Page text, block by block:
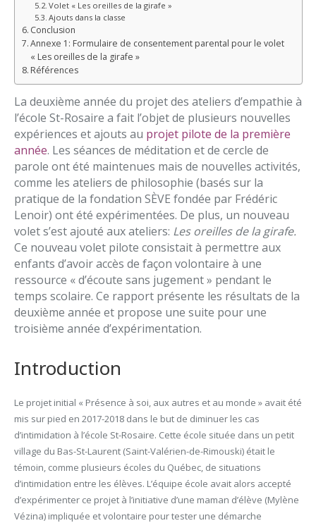
Volet « Les oreilles de la girafe »
Ajouts dans la classe
Conclusion
Annexe 1: Formulaire de consentement parental pour le volet
« Les oreilles de la girafe »
Références
La deuxième année du projet des ateliers d’empathie à
l’école St-Rosaire a fait l’objet de plusieurs nouvelles
expériences et ajouts au projet pilote de la première
année. Les séances de méditation et de cercle de
parole ont été maintenues mais de nouvelles activités,
comme les ateliers de philosophie (basés sur la
pratique de la fondation SÈVE fondée par Frédéric
Lenoir) ont été expérimentées. De plus, un nouveau
volet s’est ajouté aux ateliers: Les oreilles de la girafe.
Ce nouveau volet pilote consistait à permettre aux
enfants d’avoir accès de façon volontaire à une
ressource « d’écoute sans jugement » pendant le
temps scolaire. Ce rapport présente les résultats de la
deuxième année et propose une suite pour une
troisième année d’expérimentation.
Introduction
Le projet initial « Présence à soi, aux autres et au monde » avait été
mis sur pied en 2017-2018 dans le but de diminuer les cas
d’intimidation à l’école St-Rosaire. Cette école située dans un petit
village du Bas-St-Laurent (Saint-Valérien-de-Rimouski) était le
témoin, comme plusieurs écoles du Québec, de situations
d’intimidation entre les élèves. L’équipe école avait alors accepté
d’expérimenter ce projet à l’initiative d’une maman d’élève (Mylène
Vézina) impliquée et volontaire pour tester une démarche